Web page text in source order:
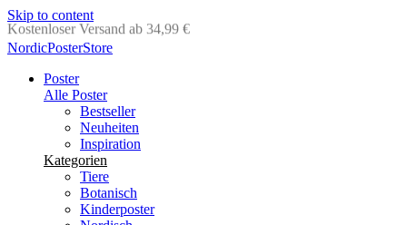
Skip to content
Lieferung in 2-5 Werktagen
NordicPosterStore
Poster
Alle Poster
Bestseller
Neuheiten
Inspiration
Kategorien
Tiere
Botanisch
Kinderposter